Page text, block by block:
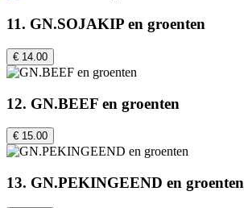
11. GN.SOJAKIP en groenten
€ 14.00
12. GN.BEEF en groenten
€ 15.00
13. GN.PEKINGEEND en groenten